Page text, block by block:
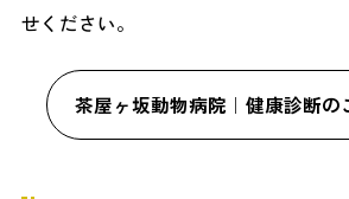
せください。
茶屋ヶ坂動物病院｜健康診断の